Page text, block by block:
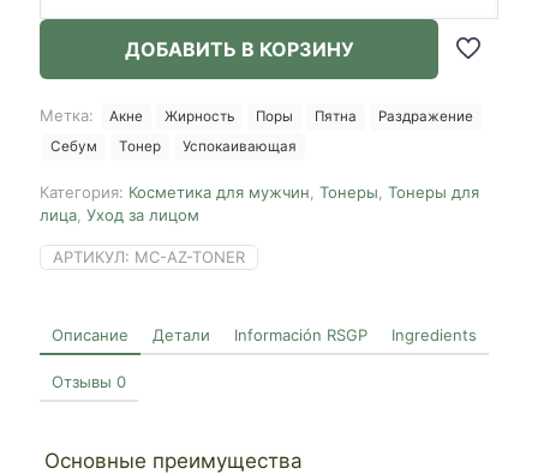
Описание Детали Información RSGP Ingredients
Отзывы 0
Основные преимущества
Niacinamide
Toner,
250ml
ДОБАВИТЬ В КОРЗИНУ
Метка: Акне Жирность Поры Пятна
Раздражение
Себум
Тонер Успокаивающая
Категория: Косметика для мужчин Тонеры Тонеры для
лица Уход за лицом
АРТИКУЛ: MC-AZ-TONER